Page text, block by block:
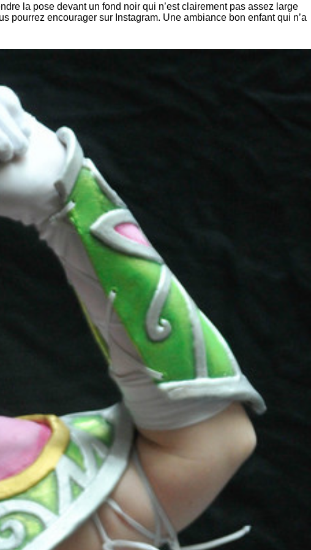
la pose devant un fond noir qui n’est clairement pas assez large
pourrez encourager sur Instagram. Une ambiance bon enfant qui n’a